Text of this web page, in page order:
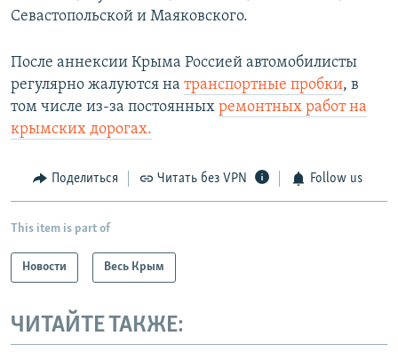
Севастопольской и Маяковского.
После аннексии Крыма Россией автомобилисты
регулярно жалуются на транспортные пробки, в
том числе из-за постоянных ремонтных работ на
крымских дорогах.
Поделиться Читать без VPN Follow us
This item is part of
Новости Весь Крым
ЧИТАЙТЕ ТАКЖЕ: